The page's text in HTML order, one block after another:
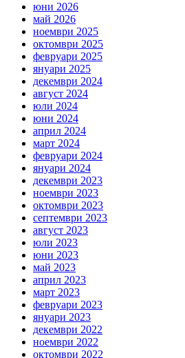
юни 2026
май 2026
ноември 2025
октомври 2025
февруари 2025
януари 2025
декември 2024
август 2024
юли 2024
юни 2024
април 2024
март 2024
февруари 2024
януари 2024
декември 2023
ноември 2023
октомври 2023
септември 2023
август 2023
юли 2023
юни 2023
май 2023
април 2023
март 2023
февруари 2023
януари 2023
декември 2022
ноември 2022
октомври 2022